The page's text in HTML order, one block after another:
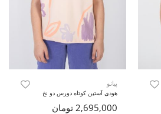
پیانو
هودی آستین کوتاه دورس دو نخ
2,695,000 تومان